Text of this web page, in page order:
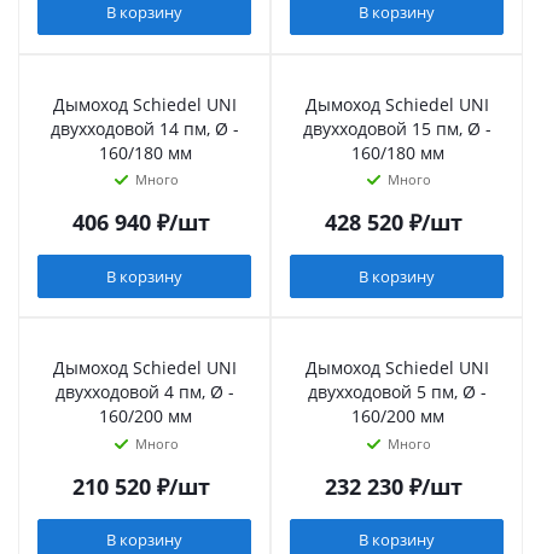
В корзину В корзину
Дымоход Schiedel UNI
двухходовой 14 пм, Ø -
160/180 мм
Много
406 940₽/шт
В корзину
Дымоход Schiedel UNI
двухходовой 15 пм, Ø -
160/180 мм
Много
428 520₽/шт
В корзину
Дымоход Schiedel UNI
двухходовой 4 пм, Ø -
160/200 мм
Много
210 520₽/шт
В корзину
Дымоход Schiedel UNI
двухходовой 5 пм, Ø -
160/200 мм
Много
232 230₽/шт
В корзину